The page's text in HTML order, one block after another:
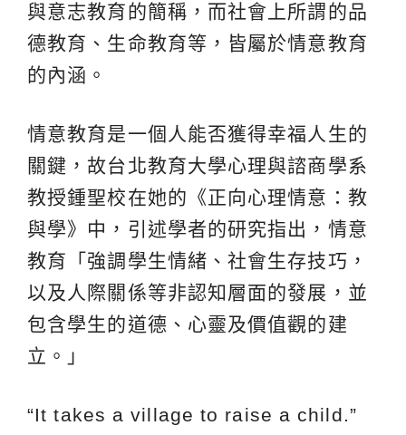
與意志教育的簡稱，而社會上所謂的品
德教育、生命教育等，皆屬於情意教育
的內涵。
情意教育是一個人能否獲得幸福人生的
關鍵，故台北教育大學心理與諮商學系
教授鍾聖校在她的《正向心理情意：教
與學》中，引述學者的研究指出，情意
教育「強調學生情緒、社會生存技巧，
以及人際關係等非認知層面的發展，並
包含學生的道德、心靈及價值觀的建
立。」
“It takes a village to raise a child.”